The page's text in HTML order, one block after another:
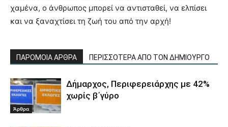
χαμένα, ο άνθρωπος μπορεί να αντισταθεί, να ελπίσει
και να ξαναχτίσει τη ζωή του από την αρχή!
ΠΑΡΟΜΟΙΑ ΑΡΘΡΑ ΠΕΡΙΣΣΟΤΕΡΑ ΑΠΟ ΤΟΝ ΔΗΜΙΟΥΡΓΟ
Άρθρα
Δήμαρχος, Περιφερειάρχης με 42%
χωρίς β΄γύρο